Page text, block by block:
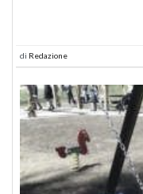
di Redazione